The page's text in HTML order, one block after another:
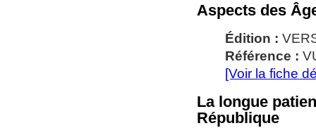
Aspects des
Édition :
Référence :
[Voir la fiche
La longue
République